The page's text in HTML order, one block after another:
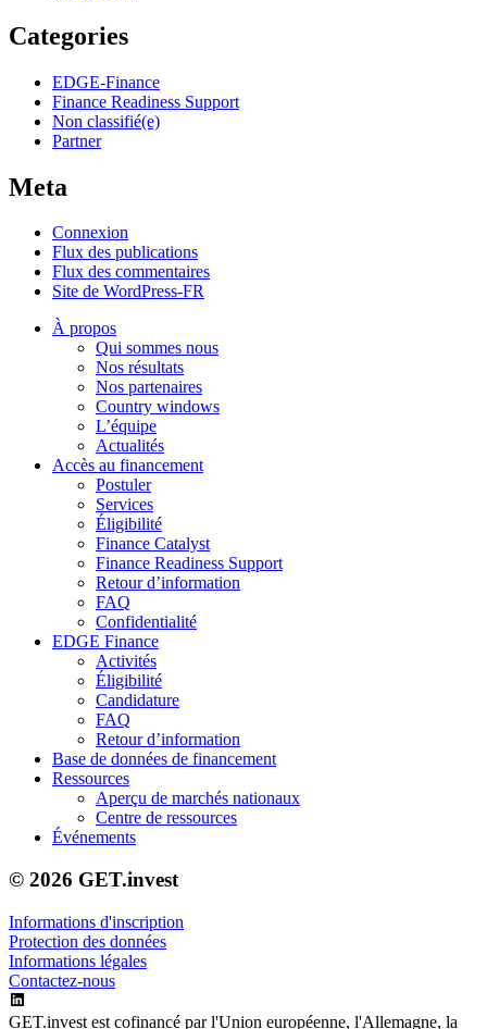
Categories
EDGE-Finance
Finance Readiness Support
Non classifié(e)
Partner
Meta
Connexion
Flux des publications
Flux des commentaires
Site de WordPress-FR
À propos
Qui sommes nous
Nos résultats
Nos partenaires
Country windows
L’équipe
Actualités
Accès au financement
Postuler
Services
Éligibilité
Finance Catalyst
Finance Readiness Support
Retour d’information
FAQ
Confidentialité
EDGE Finance
Activités
Éligibilité
Candidature
FAQ
Retour d’information
Base de données de financement
Ressources
Aperçu de marchés nationaux
Centre de ressources
Événements
© 2026 GET.invest
Informations d'inscription
Protection des données
Informations légales
Contactez-nous
GET.invest est cofinancé par l'Union européenne, l'Allemagne, la